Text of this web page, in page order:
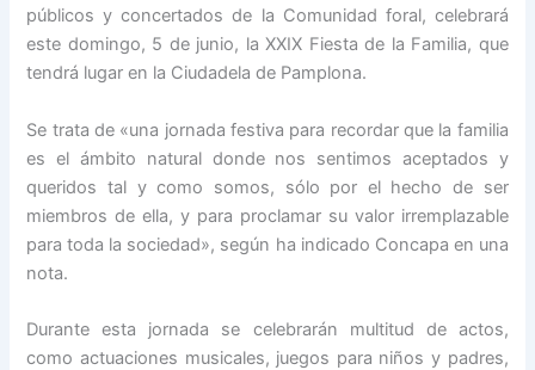
públicos y concertados de la Comunidad foral, celebrará
este domingo, 5 de junio, la XXIX Fiesta de la Familia, que
tendrá lugar en la Ciudadela de Pamplona.
Se trata de «una jornada festiva para recordar que la familia
es el ámbito natural donde nos sentimos aceptados y
queridos tal y como somos, sólo por el hecho de ser
miembros de ella, y para proclamar su valor irremplazable
para toda la sociedad», según ha indicado Concapa en una
nota.
Durante esta jornada se celebrarán multitud de actos,
como actuaciones musicales, juegos para niños y padres,